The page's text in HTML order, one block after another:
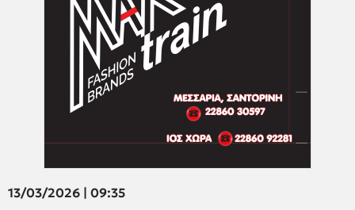
13/03/2026 | 09:35